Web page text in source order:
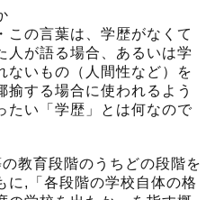
この言葉は、学歴がなくて
人が語る場合、あるいは学
ないもの（人間性など）を
揄する場合に使われるよう
たい「学歴」とは何なので
教育段階のうちどの段階を
に,「各段階の学校自体の格